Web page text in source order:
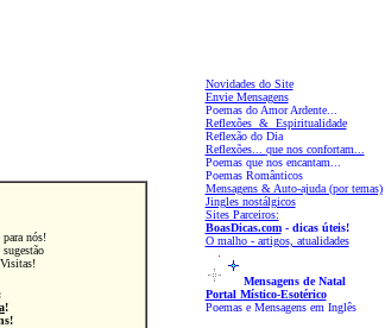
nós!
!
Novidades do Site
Envie Mensagens
Poemas do Amor Ardente...
Reflexões & Espiritualidade
Reflexão do Dia
Reflexões... que nos confortam...
Poemas que nos encantam...
Poemas Românticos
Mensagens & Auto-ajuda (por temas)
Jingles nostálgicos
Sites Parceiros:
BoasDicas.com- dicas úteis!
O malho - artigos, atualidades
Mensagens de Natal
Portal Místico-Esotérico
Poemas e Mensagens em Inglês